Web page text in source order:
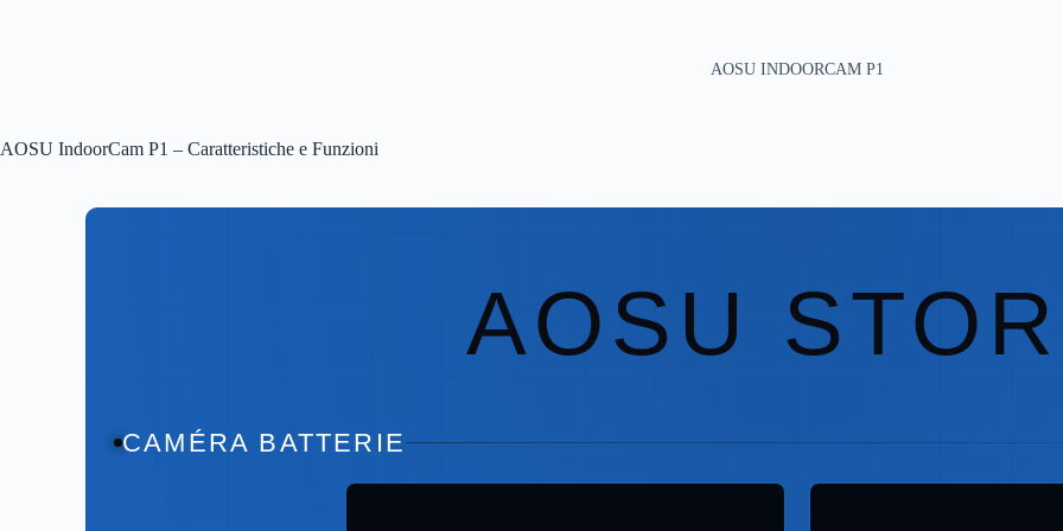
AOSU INDOORCAM P1
AOSU IndoorCam P1 – Caratteristiche e Funzioni
AOSU
CAMÉRA BATTERIE